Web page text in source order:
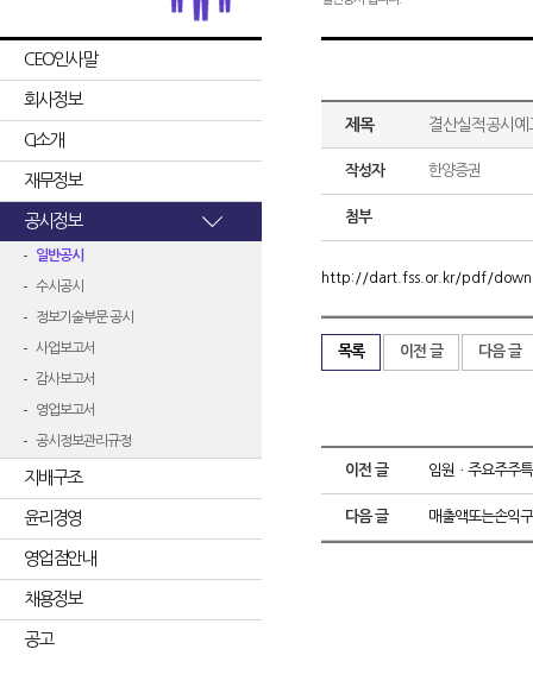
CEO인사말
회사정보
CI소개
재무정보
공시정보
일반공시
수시공시
정보기술부문 공시
사업보고서
감사보고서
영업보고서
공시정보관리규정
지배구조
윤리경영
영업점안내
채용정보
공고
제목 결산실적공시예
작성자 한양증권
첨부
http://dart.fss.or.kr/pdf/
목록 이전 글 다음 글
이전 글 임원ㆍ주요주주
다음 글 매출액또는손익